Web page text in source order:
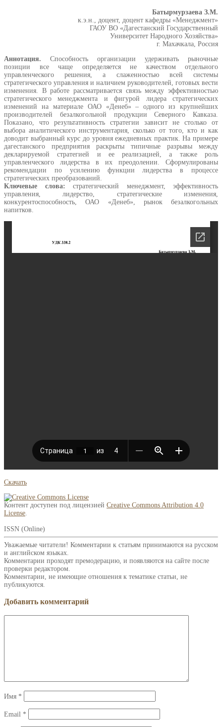
Батырмурзаева З.М.
к.э.н., доцент, доцент кафедры «Менеджмент»
ГАОУ ВО «Дагестанский Государственный
Университет Народного Хозяйства»
г. Махачкала, Россия
Аннотация. Способность организации удерживать рыночные
позиции все чаще определяется не качеством отдельного
управленческого решения, а слаженностью всей системы
стратегического управления и наличием руководителей, готовых вести
изменения. В работе рассматривается связь между эффективностью
стратегического менеджмента и фигурой лидера стратегических
изменений на материале ОАО «Денеб» – одного из крупнейших
производителей безалкогольной продукции Северного Кавказа.
Показано, что результативность стратегии зависит не столько от
выбора аналитического инструментария, сколько от того, кто и как
доводит выбранный курс до уровня ежедневных практик. На примере
дагестанского предприятия раскрыты типичные разрывы между
декларируемой стратегией и ее реализацией, а также роль
управленческого лидерства в их преодолении. Сформулированы
рекомендации по усилению функции лидерства в процессе
стратегических преобразований.
Ключевые слова: стратегический менеджмент, эффективность
управления, лидерство, стратегические изменения,
конкурентоспособность, ОАО «Денеб», рынок безалкогольных
напитков.
Скачать
Контент доступен под лицензией Creative Commons Attribution 4.0
License
ISSN (Online)
Уважаемые читатели! Комментарии к статьям принимаются на русском
и английском языках.
Комментарии проходят премодерацию, и появляются на сайте после
проверки редактором.
Комментарии, не имеющие отношения к тематике статьи, не
публикуются.
Добавить комментарий
Имя *
Email *